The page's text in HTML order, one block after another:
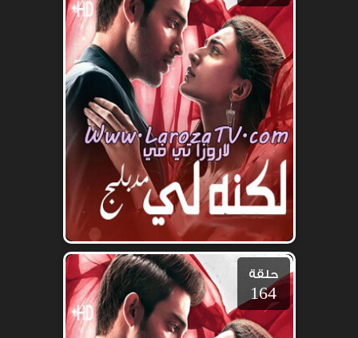
حلقة
164